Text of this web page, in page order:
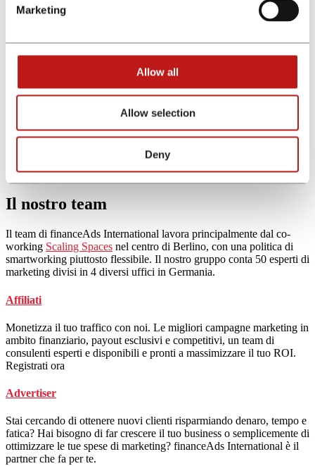
Marketing
Allow all
Allow selection
Deny
traiettoria di crescita sviluppando partnership su più mercati con
player di alto livello.
Dopo 5 anni di cooperazione proficua e di scambio reciproco di
connessioni, conoscenza del mercato ed esperienza,
, società a capo di
retailAds
Il nostro team
Il team di financeAds International lavora principalmente dal co-
working Scaling Spaces nel centro di Berlino, con una politica di
smartworking piuttosto flessibile. Il nostro gruppo conta 50 esperti di
marketing divisi in 4 diversi uffici in Germania.
Affiliati
Monetizza il tuo traffico con noi. Le migliori campagne marketing in
ambito finanziario, payout esclusivi e competitivi, un team di
consulenti esperti e disponibili e pronti a massimizzare il tuo ROI.
Registrati ora
Advertiser
Stai cercando di ottenere nuovi clienti risparmiando denaro, tempo e
fatica? Hai bisogno di far crescere il tuo business o semplicemente di
ottimizzare le tue spese di marketing? financeAds International è il
partner che fa per te.